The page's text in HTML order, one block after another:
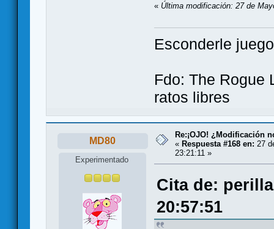
« Última modificación: 27 de
Esconderle
Fdo: The Rogue
ratos libres
MD80
Experimentado
Re:¡OJO! ¿Modificación
« Respuesta #168 en: 27
23:21:11 »
Cita de:
20:57:51